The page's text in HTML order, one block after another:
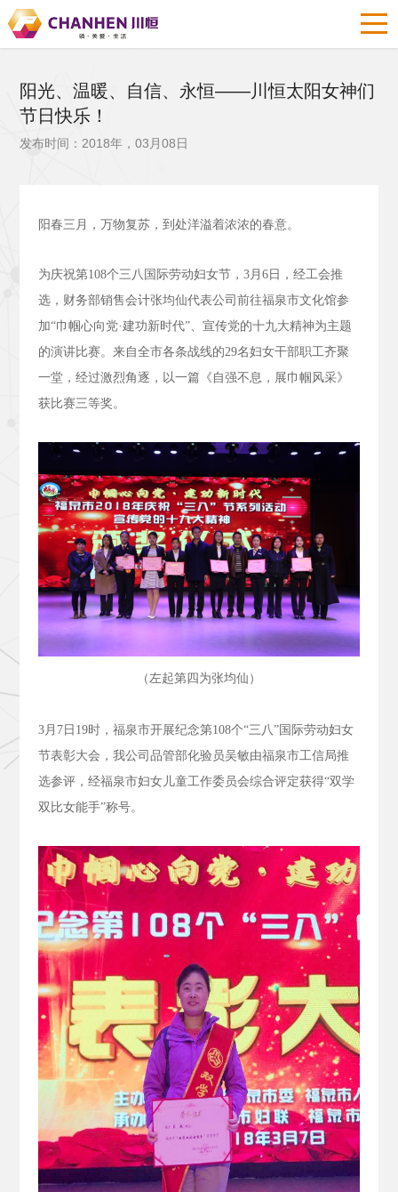
阳光、温暖、自信、永恒——川恒太阳女神们
节日快乐！
发布时间：2018年，03月08日
阳春三月，万物复苏，到处洋溢着浓浓的春意。
为庆祝第108个三八国际劳动妇女节， 3月 6日，经工会推
选，财务部销售会计张均仙代表公司前往福泉市文化馆参
加“巾帼心向党·建功新时代”、宣传党的十九大精神为主题
的演讲比赛。来自全市各条战线的29名妇女干部职工齐聚
一堂，经过激烈角逐，以一篇《自强不息，展巾帼风采》
获比赛三等奖。
（左起第四为张均仙）
3月 7日 19时，福泉市开展纪念第108个“三八”国际劳动妇女
节表彰大会，我公司品管部化验员吴敏由福泉市工信局推
选参评，经福泉市妇女儿童工作委员会综合评定获得“双学
双比女能手”称号。